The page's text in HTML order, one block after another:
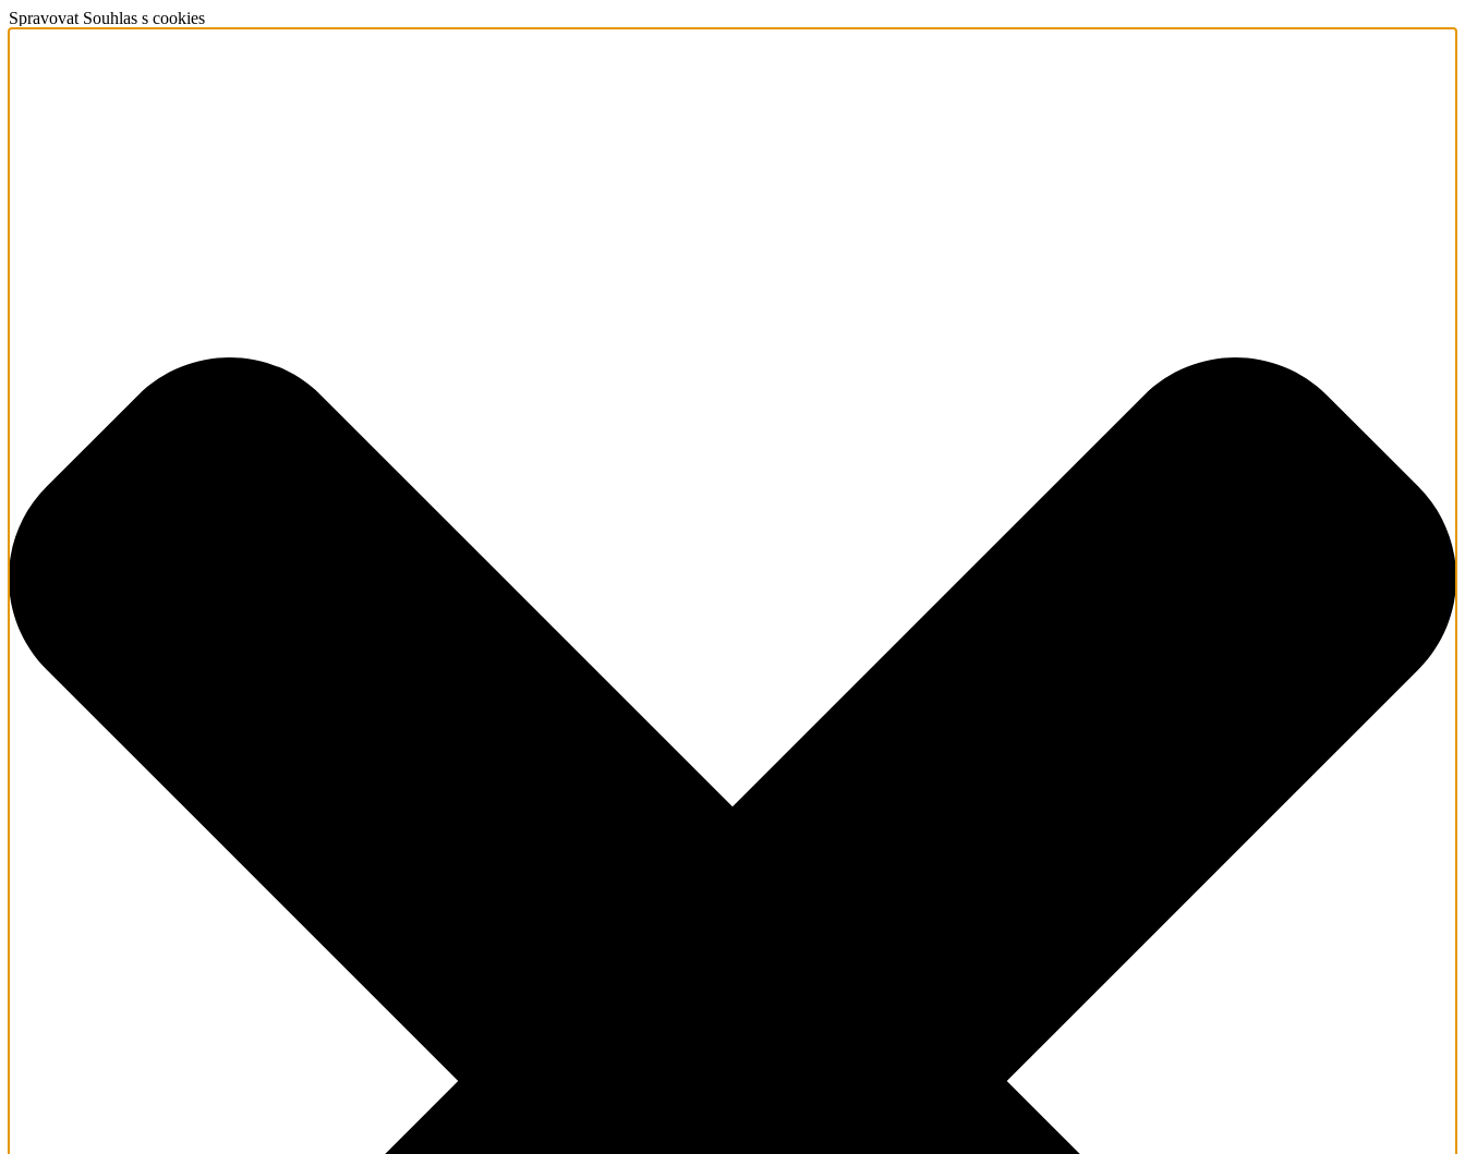
Spravovat Souhlas s cookies